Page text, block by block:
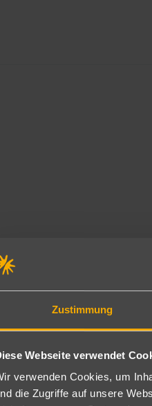
Zustimmung
Webseite verwendet
verwenden Cookies, um
die Zugriffe auf unsere
nur 300 Meter vom
Es verbindet die Ruhe einer